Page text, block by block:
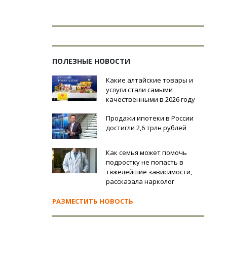
ПОЛЕЗНЫЕ НОВОСТИ
Какие алтайские товары и
услуги стали самыми
качественными в 2026 году
Продажи ипотеки в России
достигли 2,6 трлн рублей
Как семья может помочь
подростку не попасть в
тяжелейшие зависимости,
рассказала нарколог
РАЗМЕСТИТЬ НОВОСТЬ